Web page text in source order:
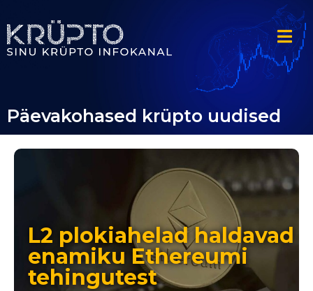
Päevakohased krüpto uudised
L2 plokiahelad haldavad
enamiku Ethereumi
tehingutest